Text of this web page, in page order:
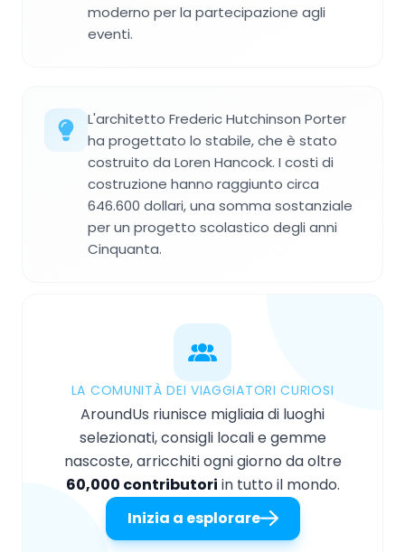
moderno per la partecipazione agli
eventi.
L'architetto Frederic Hutchinson Porter
ha progettato lo stabile, che è stato
costruito da Loren Hancock. I costi di
costruzione hanno raggiunto circa
646.600 dollari, una somma sostanziale
per un progetto scolastico degli anni
Cinquanta.
LA COMUNITÀ DEI VIAGGIATORI CURIOSI
AroundUs riunisce migliaia di luoghi
selezionati, consigli locali e gemme
nascoste, arricchiti ogni giorno da oltre
60,000 contributori in tutto il mondo.
Inizia a esplorare